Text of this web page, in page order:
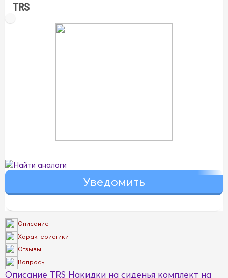
TRS
Найти аналоги
Описание
Характеристики
Отзывы
Вопросы
Описание TRS Накидки на сиденья комплект на